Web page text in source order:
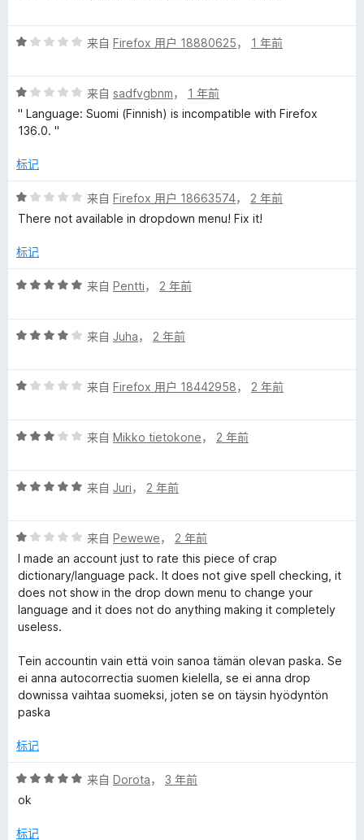
/评
/
5
来自 Firefox 用户 18880625， 1 年前
评
分
1
5
来自 sadfvgbnm， 1 年前
" Language: Suomi (Finnish) is incompatible with Firefox
136.0. "
标记
评
分
/
来自 Firefox 用户 18663574， 2 年前
There not available in dropdown menu! Fix it!
标记
评
/
来自 Pentti， 2 年前
评
/
来自 Juha， 2 年前
评
/
来自 Firefox 用户 18442958， 2 年前
评
/
来自 Mikko tietokone， 2 年前
评
/
5
来自 Juri， 2 年前
评
分
1
/
5
来自 Pewewe， 2 年前
I made an account just to rate this piece of crap
dictionary/language pack. It does not give spell checking, it
does not show in the drop down menu to change your
language and it does not do anything making it completely
useless.
Tein accountin vain että voin sanoa tämän olevan paska. Se
ei anna autocorrectia suomen kielella, se ei anna drop
downissa vaihtaa suomeksi, joten se on täysin hyödyntön
paska
标记
评
分
/
来自 Dorota， 3 年前
ok
标记